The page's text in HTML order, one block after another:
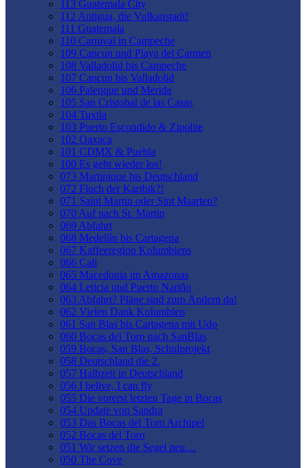
113 Guatemala City
112 Antigua, die Vulkanstadt!
111 Guatemala
110 Carnival in Campeche
109 Cancun und Playa del Carmen
108 Valladolid bis Campeche
107 Cancun bis Valladolid
106 Palenque und Merida
105 San Cristobal de las Casas
104 Tuxtla
103 Puerto Escondido & Zipolite
102 Oaxaca
101 CDMX & Puebla
100 Es geht wieder los!
073 Martinique bis Deutschland
072 Fluch der Karibik?!
071 Saint Martin oder Sint Maarten?
070 Auf nach St. Martin
069 Abfahrt
068 Medellín bis Cartagena
067 Kaffeeregion Kolumbiens
066 Cali
065 Macedonia im Amazonas
064 Leticia und Puerto Nariño
063 Abfahrt? Pläne sind zum Ändern da!
062 Vielen Dank Kolumbien
061 San Blas bis Cartagena mit Udo
060 Bocas del Toro nach SanBlas
059 Bocas, San Blas, Schulprojekt
058 Deutschland die 2.
057 Halbzeit in Deutschland
056 I belive, I can fly
055 Die vorerst letzten Tage in Bocas
054 Update von Sandra
053 Das Bocas del Toro Archipel
052 Bocas del Toro
051 Wir setzen die Segel neu…
050 The Cove